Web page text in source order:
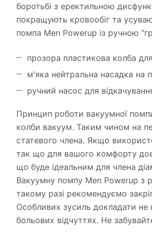
боротьбі з еректильною
покращують кровообіг та
помпа Men Powerup із ручною
прозора пластикова колба
м'яка нейтральна насадка на
ручний насос для
Принцип роботи вакуумної
колби вакуум. Таким чином на
статевого члена. Якщо
так що для вашого комфорту
що буде ідеальним для члена
Вакуумну помпу Men Powerup з
такому разі рекомендуємо
Особливих зусиль докладати не
больових відчуттях. Не